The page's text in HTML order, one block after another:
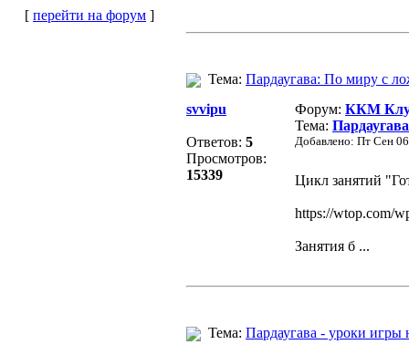
[ перейти на форум ]
Тема: Пардаугава: По миру с
svvipu
Ответов: 5
Просмотров:
15339
Форум: ККМ
Тема:
Добавлено: Пт Сен
Цикл занятий
https://wtop.com/
Занятия б ...
Тема: Пардаугава - уроки игры